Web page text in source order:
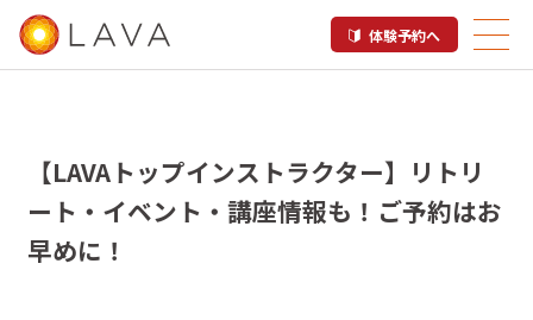
体験予約へ
【LAVAトップインストラクター】リトリ
ート・イベント・講座情報も！ご予約はお
早めに！